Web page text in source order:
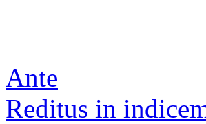
Ante
Reditus in